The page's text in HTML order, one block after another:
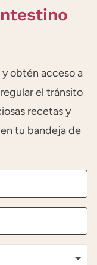
obtén acceso a
el tránsito
recetas y
tu bandeja de